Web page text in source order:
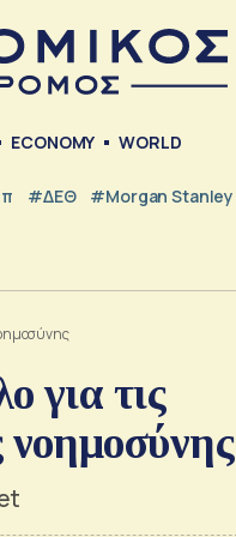
ECONOMY WORLD
#ΔΕΘ #Morgan Stanley
για τις
νοημοσύνης